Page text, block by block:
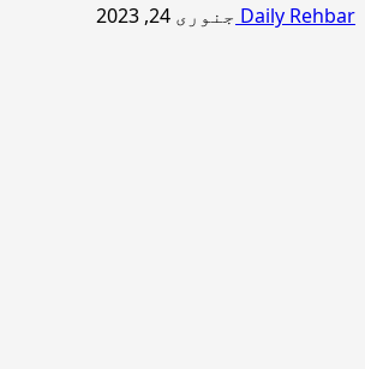
Daily Rehbar جنوری 24, 2023